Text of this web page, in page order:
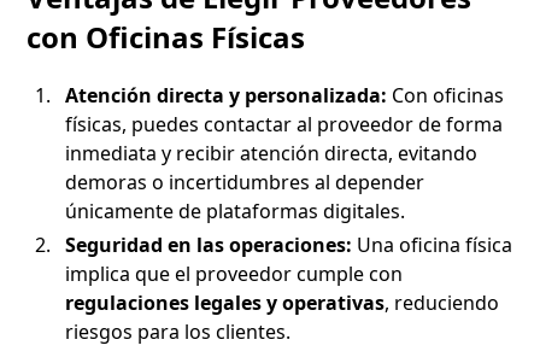
con Oficinas Físicas
Atención directa y personalizada: Con oficinas
físicas, puedes contactar al proveedor de forma
inmediata y recibir atención directa, evitando
demoras o incertidumbres al depender
únicamente de plataformas digitales.
Seguridad en las operaciones: Una oficina física
implica que el proveedor cumple con
regulaciones legales y operativas, reduciendo
riesgos para los clientes.